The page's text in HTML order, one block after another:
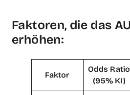
Faktoren, die das
erhöhen:
Faktor
Odds Ratio
(95% KI)